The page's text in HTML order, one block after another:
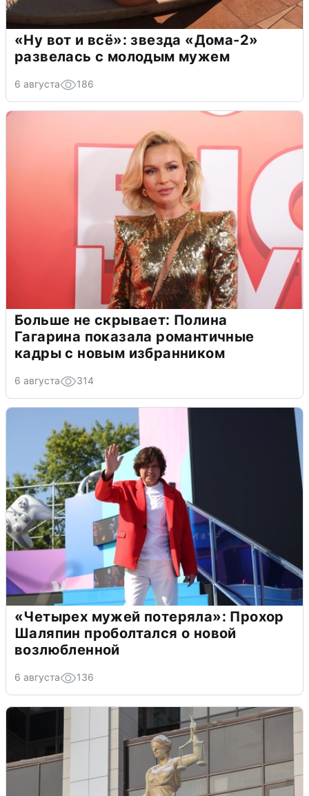
«Ну вот и всё»: звезда «Дома-2»
развелась с молодым мужем
6 августа 186
Больше не скрывает: Полина
Гагарина показала романтичные
кадры с новым избранником
6 августа 314
«Четырех мужей потеряла»: Прохор
Шаляпин проболтался о новой
возлюбленной
6 августа 136